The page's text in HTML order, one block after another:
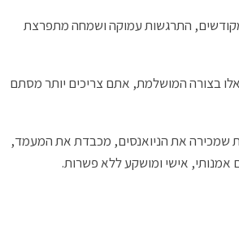
התרגשות עמוקה ושמחה מתפרצת
בצורה המושלמת, אתם צריכים יותר מסתם
שמכירה את הניואנסים, מכבדת את המעמד,
אמנותי, אישי ומושקע ללא פשרות.